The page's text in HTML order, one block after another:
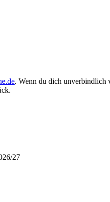
. Wenn du dich unverbindlich
27